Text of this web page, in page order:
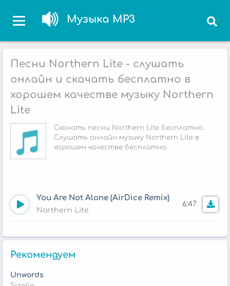
Музыка MP3
Песни Northern Lite - слушать
онлайн и скачать бесплатно в
хорошем качестве музыку Northern
Lite
Скачать песни Northern Lite бесплатно.
Слушать онлайн музыку Northern Lite в
хорошем качестве бесплатно.
You Are Not Alone (AirDice Remix)
Northern Lite
6:47
Рекомендуем
Unwords